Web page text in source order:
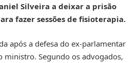
Silveira a deixar a prisão
fazer sessões de fisioterapia.
após a defesa do ex-parlamentar
ministro. Segundo os advogados,